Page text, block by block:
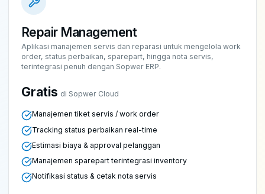
Repair Management
Aplikasi manajemen servis dan reparasi untuk mengelola work
order, status perbaikan, sparepart, hingga nota servis,
terintegrasi penuh dengan Sopwer ERP.
Gratis di Sopwer Cloud
Manajemen tiket servis / work order
Tracking status perbaikan real-time
Estimasi biaya & approval pelanggan
Manajemen sparepart terintegrasi inventory
Notifikasi status & cetak nota servis